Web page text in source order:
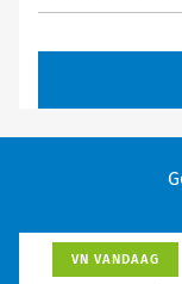
VN VANDAAG